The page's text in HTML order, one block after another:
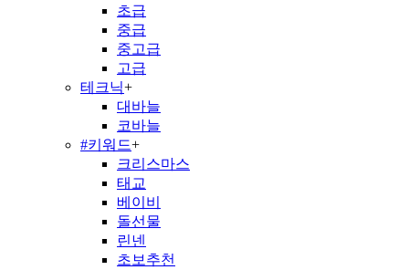
초급
중급
중고급
고급
테크닉+
대바늘
코바늘
#키워드+
크리스마스
태교
베이비
돌선물
린넨
초보추천